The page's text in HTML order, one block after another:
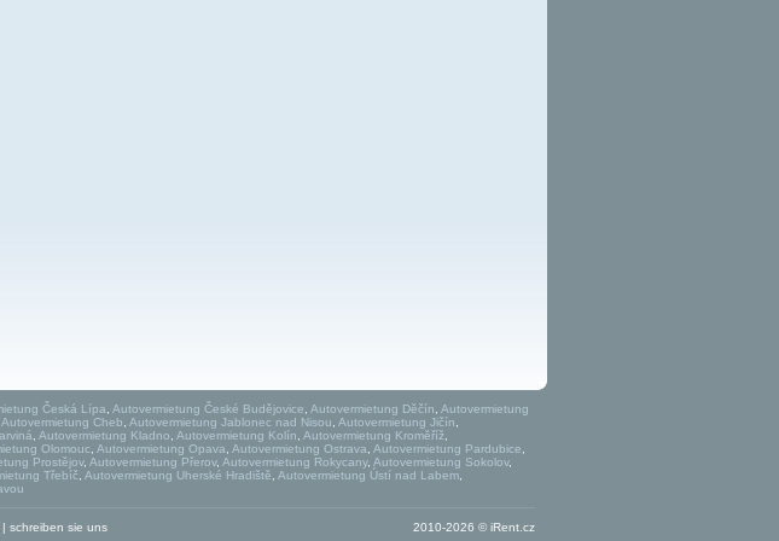
Česká Lípa Autovermietung České Budějovice Autovermietung Děčín Autovermietung
Autovermietung Cheb Autovermietung Jablonec nad Nisou Autovermietung Jičín
Autovermietung Kladno Autovermietung Kolín Autovermietung Kroměříž
Olomouc Autovermietung Opava Autovermietung Ostrava Autovermietung Pardubice
Prostějov, Autovermietung Přerov, Autovermietung Rokycany, Autovermietung Sokolov,
Třebíč Autovermietung Uherské Hradiště Autovermietung Ústí nad Labem
| schreiben sie uns 2010-2026 © iRent.cz